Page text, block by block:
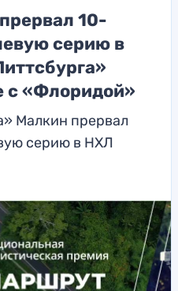
10-
серию в
с «Флоридой»
Малкин прервал
серию в НХЛ